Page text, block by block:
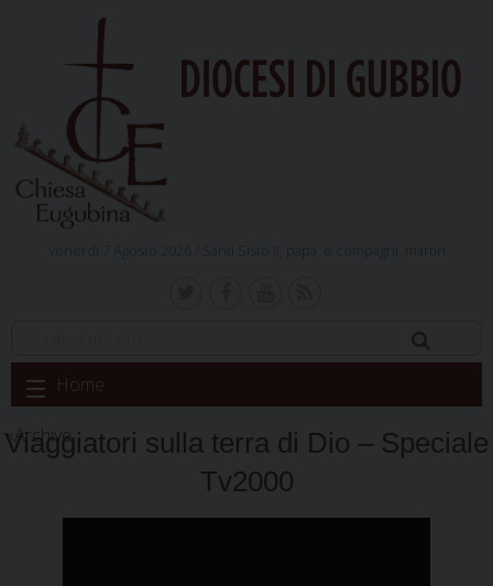
DIOCESI DI GUBBIO
Skip
to
content
Home
Archive
Viaggiatori sulla terra di Dio – Speciale
Tv2000